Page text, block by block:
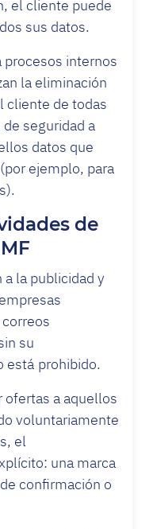
el cliente puede
sus datos.
procesos internos
la eliminación
cliente de todas
seguridad a
datos que
ejemplo, para
de
la publicidad y
su
está prohibido.
ofertas a aquellos
voluntariamente
el
una marca
confirmación o